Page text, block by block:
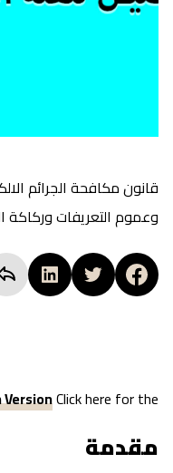
قانون مكافحة الجرائم
وعموم التعريفات وركاكة
Click here for the
مقدمة